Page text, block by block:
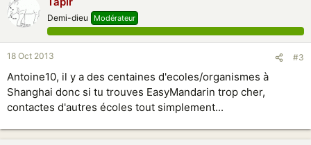
Demi-dieu Modérateur
18 Oct 2013 #3
Antoine10, il y a des centaines d'ecoles/organismes à
Shanghai donc si tu trouves EasyMandarin trop cher,
contactes d'autres écoles tout simplement...